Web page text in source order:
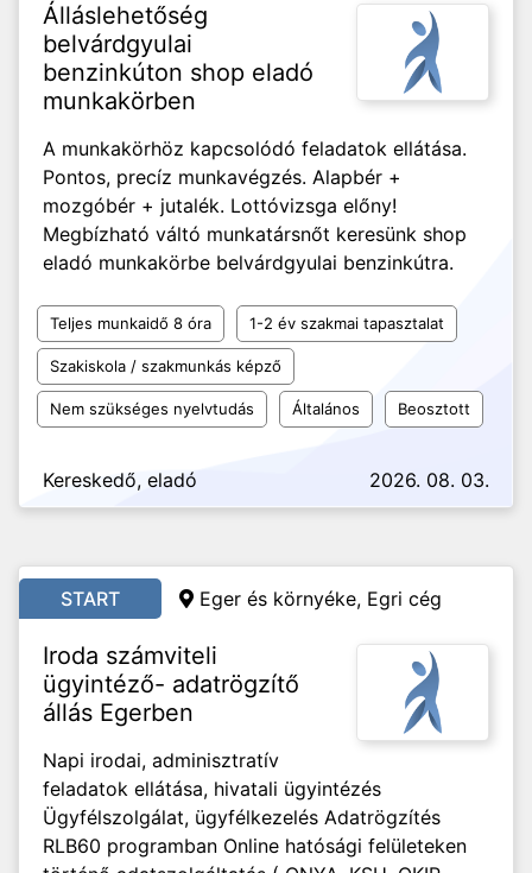
Álláslehetőség
belvárdgyulai
benzinkúton shop eladó
munkakörben
A munkakörhöz kapcsolódó feladatok ellátása.
Pontos, precíz munkavégzés. Alapbér +
mozgóbér + jutalék. Lottóvizsga előny!
Megbízható váltó munkatársnőt keresünk shop
eladó munkakörbe belvárdgyulai benzinkútra.
Teljes munkaidő 8 óra 1-2 év szakmai tapasztalat
Szakiskola / szakmunkás képző
Nem szükséges nyelvtudás Általános Beosztott
Kereskedő, eladó 2026. 08. 03.
START Eger és környéke, Egri cég
Iroda számviteli
ügyintéző- adatrögzítő
állás Egerben
Napi irodai, adminisztratív
feladatok ellátása, hivatali ügyintézés
Ügyfélszolgálat, ügyfélkezelés Adatrögzítés
RLB60 programban Online hatósági felületeken